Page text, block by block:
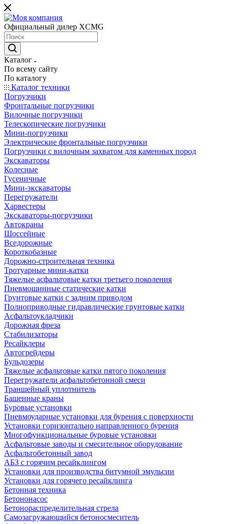
Официальный дилер XCMG
Каталог
По всему сайту
По каталогу
Каталог техники
Погрузчики
Фронтальные погрузчики
Вилочные погрузчики
Телескопические погрузчики
Мини-погрузчики
Электрические фронтальные погрузчики
Погрузчики с вилочным захватом для каменных пород
Экскаваторы
Колесные
Гусеничные
Мини-экскаваторы
Перегружатели
Харвестеры
Экскаваторы-погрузчики
Автокраны
Шоссейные
Вседорожные
Короткобазные
Дорожно-строительная техника
Тротуарные мини-катки
Тяжелые асфальтовые катки третьего поколения
Пневмошинные статические катки
Грунтовые катки с задним приводом
Полноприводные гидравлические грунтовые катки
Асфальтоукладчики
Дорожная фреза
Стабилизаторы
Ресайклеры
Автогрейдеры
Бульдозеры
Тяжелые асфальтовые катки пятого поколения
Перегружатели асфальтобетонной смеси
Траншейный уплотнитель
Башенные краны
Буровые установки
Пневмоударные установки для бурения с поверхности
Установки горизонтально направленного бурения
Многофункциональные буровые установки
Асфальтовые заводы и смесительное оборудование
Асфальтобетонный завод
АБЗ с горячим ресайклингом
Установки для производства битумной эмульсии
Установки для горячего ресайклинга
Бетонная техника
Бетононасос
Бетонораспределительная стрела
Самозагружающийся бетоносмеситель